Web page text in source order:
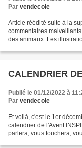
Par vendecole
Article réédité suite à la
commentaires
des animaux. Les
CALENDRIER
Publié le 01/12/2022 à
Par vendecole
Et voilà, c'est le 1er
calendrier de l'Avent
parlera, vous touchera,